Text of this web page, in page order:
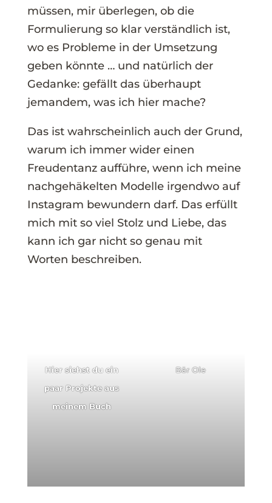
müssen, mir überlegen, ob die
Formulierung so klar verständlich ist,
wo es Probleme in der Umsetzung
geben könnte … und natürlich der
Gedanke: gefällt das überhaupt
jemandem, was ich hier mache?
Das ist wahrscheinlich auch der Grund,
warum ich immer wider einen
Freudentanz aufführe, wenn ich meine
nachgehäkelten Modelle irgendwo auf
Instagram bewundern darf. Das erfüllt
mich mit so viel Stolz und Liebe, das
kann ich gar nicht so genau mit
Worten beschreiben.
Hier siehst du ein
paar Projekte aus
meinem Buch
Bär Ole